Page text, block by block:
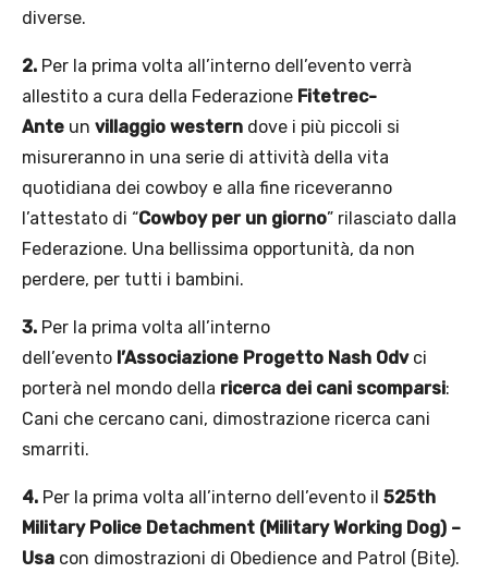
diverse.
2. Per la prima volta all’interno dell’evento verrà
allestito a cura della Federazione Fitetrec-
Ante un villaggio western dove i più piccoli si
misureranno in una serie di attività della vita
quotidiana dei cowboy e alla fine riceveranno
l’attestato di “Cowboy per un giorno” rilasciato dalla
Federazione. Una bellissima opportunità, da non
perdere, per tutti i bambini.
3. Per la prima volta all’interno
dell’evento l’Associazione Progetto Nash Odvci
porterà nel mondo della ricerca dei cani scomparsi:
Cani che cercano cani, dimostrazione ricerca cani
smarriti.
4. Per la prima volta all’interno dell’evento il 525th
Military Police Detachment (Military Working Dog) –
Usa con dimostrazioni di Obedience and Patrol (Bite).